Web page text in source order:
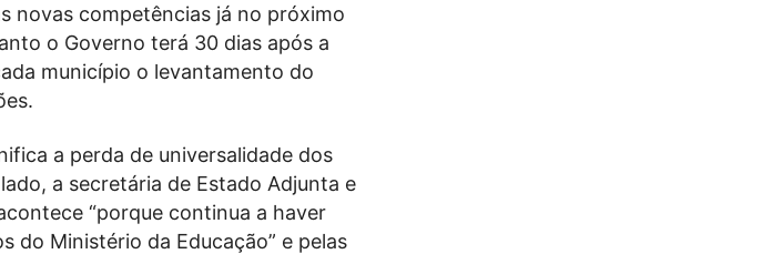
novas competências já no próximo
o Governo terá 30 dias após a
município o levantamento do
a perda de universalidade dos
a secretária de Estado Adjunta e
“porque continua a haver
do Ministério da Educação” e pelas